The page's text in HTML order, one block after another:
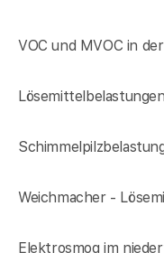
VOC und MVOC in
Weichmacher -
Elektrosmog im